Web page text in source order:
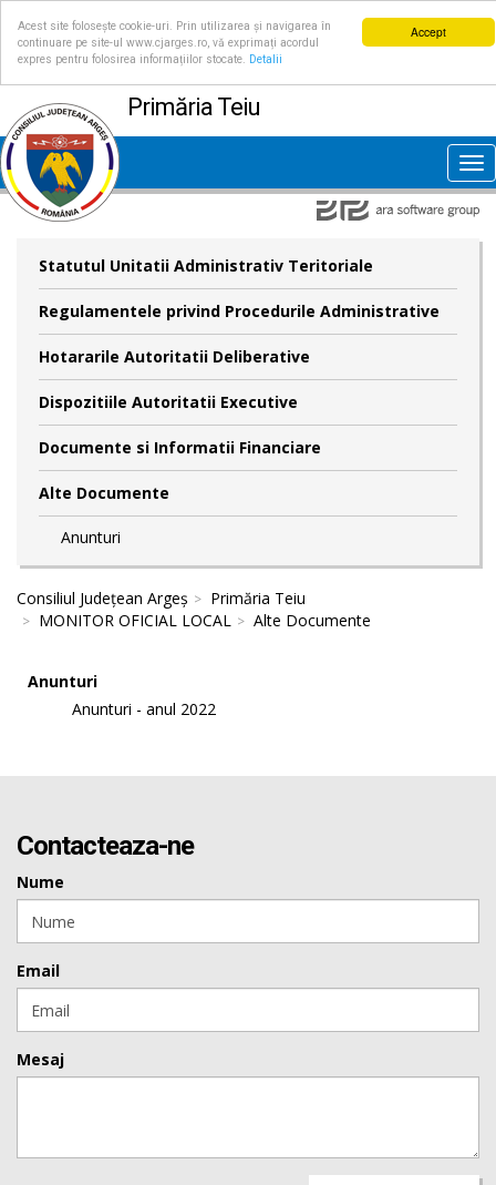
Accept
Acest site folosește cookie-uri. Prin utilizarea și navigarea în
continuare pe site-ul www.cjarges.ro, vă exprimați acordul
expres pentru folosirea informațiilor stocate.
Detalii
Primăria Teiu
Statutul Unitatii Administrativ Teritoriale
Regulamentele privind Procedurile Administrative
Hotararile Autoritatii Deliberative
Dispozitiile Autoritatii Executive
Documente si Informatii Financiare
Alte Documente
Anunturi
Consiliul Județean Argeș
Primăria Teiu
MONITOR OFICIAL LOCAL
Alte Documente
Anunturi
Anunturi - anul 2022
Contacteaza-ne
Nume
Email
Mesaj